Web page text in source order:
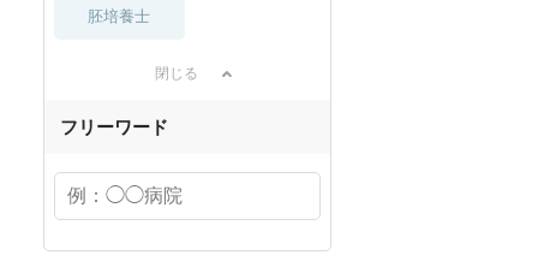
胚培養士
閉じる
フリーワード